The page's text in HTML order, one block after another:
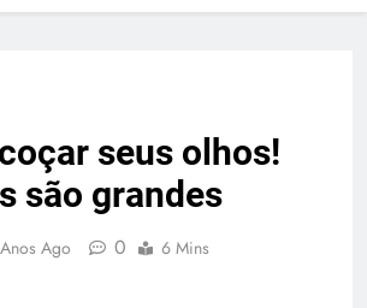
seus olhos!
são grandes
Ago 0 6 Mins